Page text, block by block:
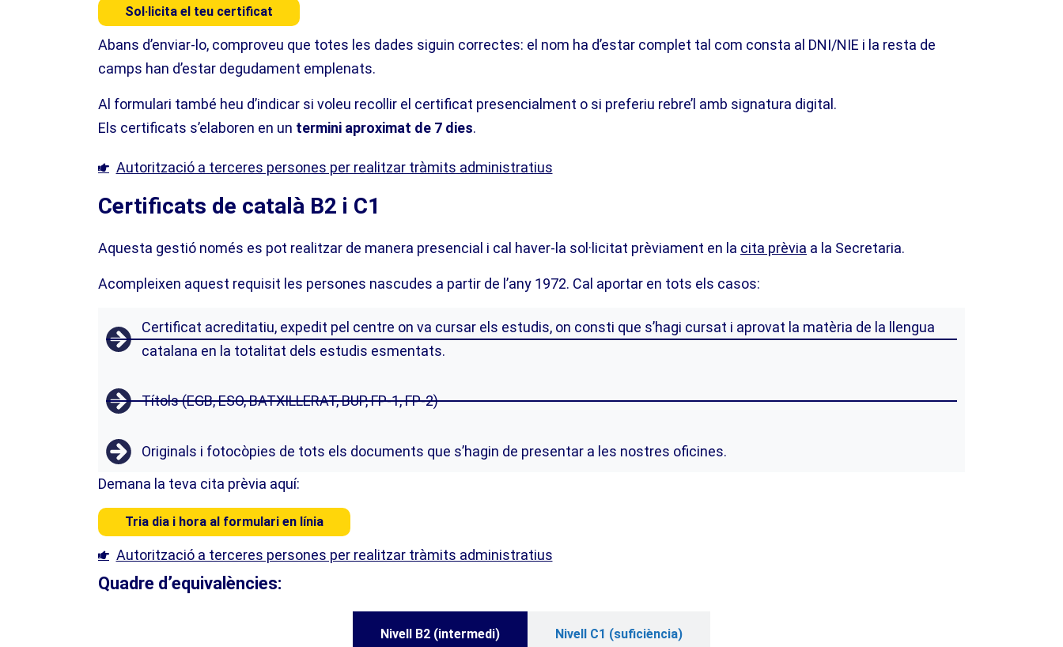
Sol·licita el teu certificat
Abans d’enviar-lo, comproveu que totes les dades siguin correctes: el nom ha d’estar complet tal com consta al DNI/NIE i la resta de
camps han d’estar degudament emplenats.
Al formulari també heu d’indicar si voleu recollir el certificat presencialment o si preferiu rebre’l amb signatura digital.
Els certificats s’elaboren en un termini aproximat de 7 dies.
Autorització a terceres persones per realitzar tràmits administratius
Certificats de català B2 i C1
Aquesta gestió només es pot realitzar de manera presencial i cal haver-la sol·licitat prèviament en la cita prèvia a la Secretaria.
Acompleixen aquest requisit les persones nascudes a partir de l’any 1972. Cal aportar en tots els casos:
Certificat acreditatiu, expedit pel centre on va cursar els estudis, on consti que s’hagi cursat i aprovat la matèria de la llengua
catalana en la totalitat dels estudis esmentats.
Títols (EGB, ESO, BATXILLERAT, BUP, FP-1, FP-2)
Originals i fotocòpies de tots els documents que s’hagin de presentar a les nostres oficines.
Demana la teva cita prèvia aquí:
Tria dia i hora al formulari en línia
Autorització a terceres persones per realitzar tràmits administratius
Quadre d’equivalències:​
Nivell B2 (intermedi) Nivell C1 (suficiència)